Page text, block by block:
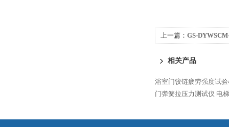
上一篇： GS-
相关产品
浴室门铰链疲劳强度试
门弹簧拉压力测试仪 电